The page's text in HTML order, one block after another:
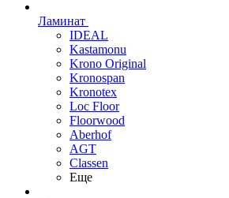
Ламинат
IDEAL
Kastamonu
Krono Original
Kronospan
Kronotex
Loc Floor
Floorwood
Aberhof
AGT
Classen
Еще